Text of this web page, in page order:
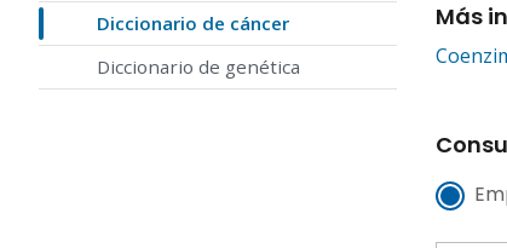
Diccionario de cáncer
Diccionario de genética
Más